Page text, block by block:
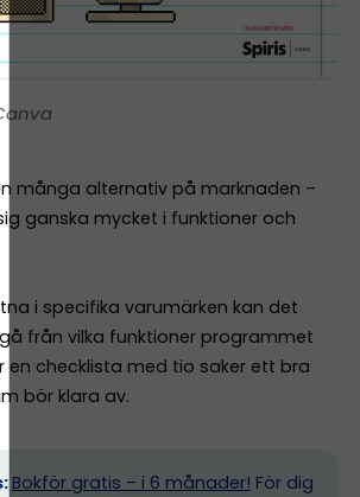
många alternativ på marknaden –
ganska mycket i funktioner och
i specifika varumärken kan det
från vilka funktioner programmet
en checklista med tio saker ett bra
bör klara av.
Bokför gratis – i 6 månader! För dig